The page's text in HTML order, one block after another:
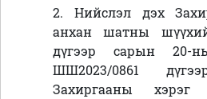
2. Нийслэл дэх
анхан шатны
дүгээр сарын 20-
ШШ2023/0861
Захиргааны